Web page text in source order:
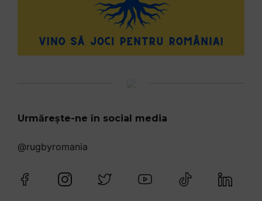
Urmărește-ne în social media
@rugbyromania